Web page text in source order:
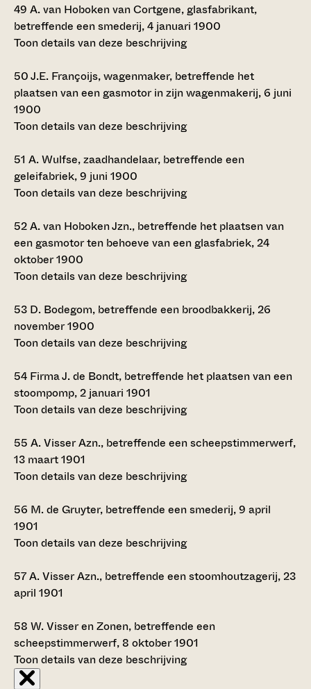
49 A. van Hoboken van Cortgene, glasfabrikant,
betreffende een smederij, 4 januari 1900
Toon details van deze beschrijving
50J.E. Françoijs, wagenmaker, betreffende het
plaatsen van een gasmotor in zijn wagenmakerij, 6 juni
1900
Toon details van deze beschrijving
51 A. Wulfse, zaadhandelaar, betreffende een
geleifabriek, 9 juni 1900
Toon details van deze beschrijving
52A. van Hoboken Jzn., betreffende het plaatsen van
een gasmotor ten behoeve van een glasfabriek, 24
oktober 1900
Toon details van deze beschrijving
53 D. Bodegom, betreffende een broodbakkerij, 26
november 1900
Toon details van deze beschrijving
54 Firma J. de Bondt, betreffende het plaatsen van een
stoompomp, 2 januari 1901
Toon details van deze beschrijving
55 A. Visser Azn., betreffende een scheepstimmerwerf,
13 maart 1901
Toon details van deze beschrijving
56 M. de Gruyter, betreffende een smederij, 9 april
1901
Toon details van deze beschrijving
57A. Visser Azn., betreffende een stoomhoutzagerij, 23
april 1901
58 W. Visser en Zonen, betreffende een
scheepstimmerwerf, 8 oktober 1901
Toon details van deze beschrijving